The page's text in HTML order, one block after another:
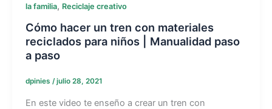
la familia, Reciclaje creativo
Cómo hacer un tren con materiales
reciclados para niños | Manualidad paso
a paso
dpinies /julio 28, 2021
En este video te enseño a crear un tren con